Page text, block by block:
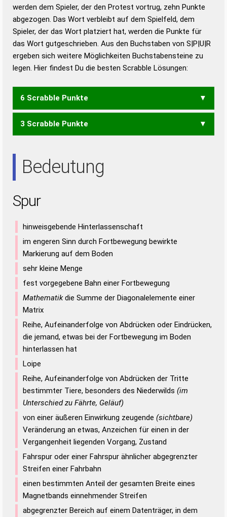
Duden – Standardwerk in 12 Bänden
Duden – Richtiges und gutes
Deutsch
Duden – Die deutsche Grammatik
Duden – Deutsches
Universalwörterbuch
werden dem Spieler, der den Protest vortrug, zehn Punkte
abgezogen. Das Wort verbleibt auf dem Spielfeld, dem
Spieler, der das Wort platziert hat, werden die Punkte für
das Wort gutgeschrieben. Aus den Buchstaben von S|P|U|R
ergeben sich weitere Möglichkeiten Buchstabensteine zu
legen. Hier findest Du die besten Scrabble Lösungen:
6 Scrabble Punkte
PRS UPS USP
3 Scrabble Punkte
Bedeutung
Spur
hinweisgebende Hinterlassenschaft
im engeren Sinn durch Fortbewegung bewirkte
Markierung auf dem Boden
sehr kleine Menge
fest vorgegebene Bahn einer Fortbewegung
Mathematikdie Summe der Diagonalelemente einer
Matrix
Reihe, Aufeinanderfolge von Abdrücken oder Eindrücken,
die jemand, etwas bei der Fortbewegung im Boden
hinterlassen hat
Loipe
Reihe, Aufeinanderfolge von Abdrücken der Tritte
bestimmter Tiere, besonders des Niederwilds (im
Unterschied zu Fährte, Geläuf)
von einer äußeren Einwirkung zeugende (sichtbare)
Veränderung an etwas, Anzeichen für einen in der
Vergangenheit liegenden Vorgang, Zustand
Fahrspur oder einer Fahrspur ähnlicher abgegrenzter
Streifen einer Fahrbahn
einen bestimmten Anteil der gesamten Breite eines
Magnetbands einnehmender Streifen
abgegrenzter Bereich auf einem Datenträger, in dem